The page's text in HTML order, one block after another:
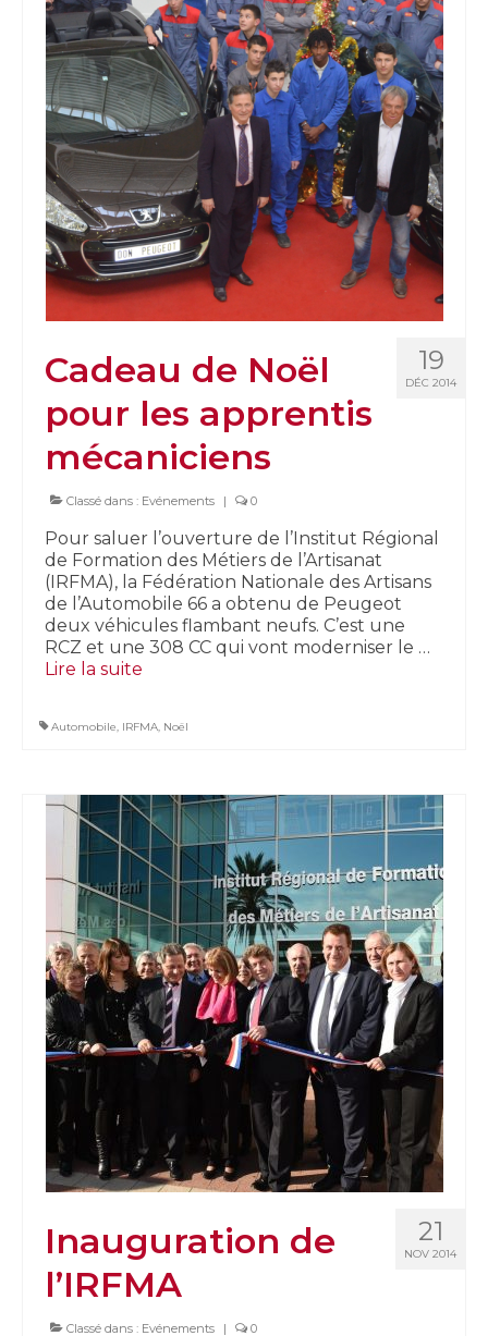
19
DÉC 2014
Cadeau de Noël
pour les apprentis
mécaniciens
Classé dans : Evénements | 0
Pour saluer l’ouverture de l’Institut Régional
de Formation des Métiers de l’Artisanat
(IRFMA), la Fédération Nationale des Artisans
de l’Automobile 66 a obtenu de Peugeot
deux véhicules flambant neufs. C’est une
RCZ et une 308 CC qui vont moderniser le …
Lire la suite­­
Automobile, IRFMA, Noël
21
NOV 2014
Inauguration de
l’IRFMA
Classé dans : Evénements | 0